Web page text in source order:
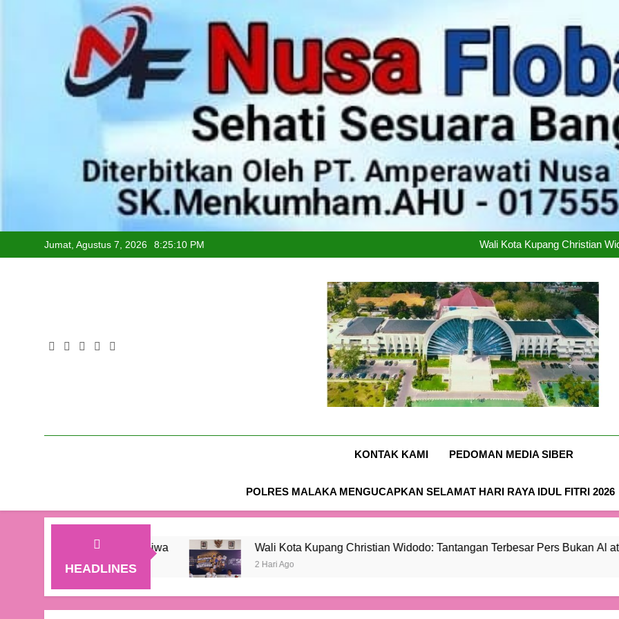
Jumat, Agustus 7, 2026 8:25:11 PM
Didukung 26 Organisasi
Ketimpangan Melebar:
Wali Kota Kupang Christian
PT Flobamor ( Perseroda)
Ketimpangan Melebar:
Wali Kota Kupang Christian
PT Flobamor ( Perseroda)
Didukung 26 Organisasi
Nusa-
KONTAK KAMI PEDOMAN MEDIA SIBER
POLRES MALAKA MENGUCAPKAN SELAMAT HARI RAYA IDUL FITRI 2026
HEADLINES
1,04 Juta Jiwa Wali Kota Kupang Christian Widodo: Tantangan Terbesar Pers Bukan Al atau Hoaks,
2 Hari Ago